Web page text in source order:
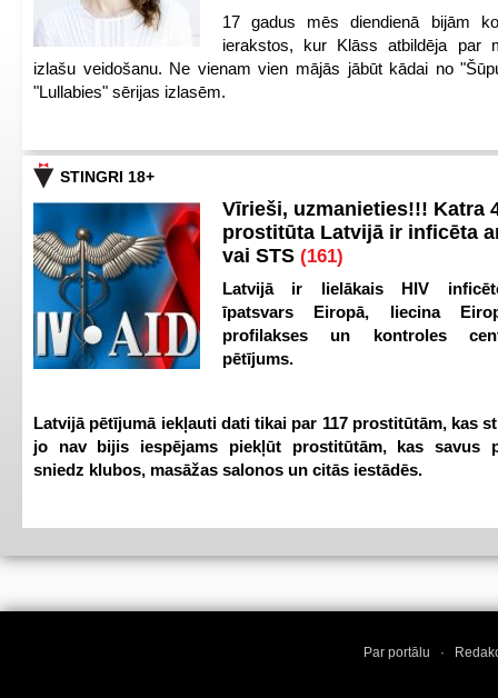
17 gadus mēs diendienā bijām
ierakstos, kur Klāss atbildēja par
izlašu veidošanu. Ne vienam vien mājās jābūt kādai no
"Lullabies" sērijas izlasēm.
STINGRI 18+
Vīrieši, uzmanieties!!! Katra
prostitūta Latvijā ir inficēta
vai STS (161)
Latvijā ir lielākais HIV
īpatsvars Eiropā, liecina
profilakses un kontroles
pētījums.
Latvijā pētījumā iekļauti dati tikai par 117 prostitūtām, kas
jo nav bijis iespējams piekļūt prostitūtām, kas savus
sniedz klubos, masāžas salonos un citās iestādēs.
Par portālu ·